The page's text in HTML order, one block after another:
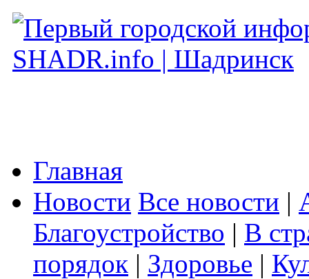
Главная
Новости Все новости |
Благоустройство | В
порядок | Здоровье |